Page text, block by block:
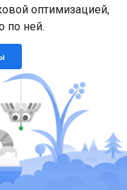
оптимизацией,
по ней.